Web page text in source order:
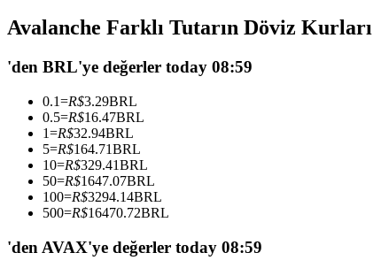
USDC Vadeli İşlemleri
En iyi traderlarla güçlerinizi birleştirin
Avalanche Farklı Tutarın Döviz Kurları
'den BRL'ye değerler today 08:59
0.1=R$3.29BRL
0.5=R$16.47BRL
1=R$32.94BRL
5=R$164.71BRL
10=R$329.41BRL
50=R$1647.07BRL
100=R$3294.14BRL
500=R$16470.72BRL
'den AVAX'ye değerler today 08:59